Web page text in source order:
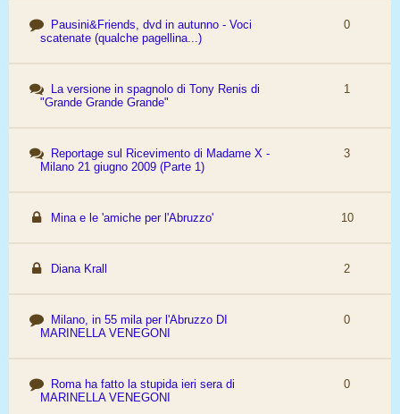
Pausini&Friends, dvd in autunno - Voci
scatenate (qualche pagellina...)
0
La versione in spagnolo di Tony Renis di
"Grande Grande Grande"
1
Reportage sul Ricevimento di Madame X -
Milano 21 giugno 2009 (Parte 1)
3
Mina e le 'amiche per l'Abruzzo' 10
Diana Krall 2
Milano, in 55 mila per l'Abruzzo DI
MARINELLA VENEGONI
0
Roma ha fatto la stupida ieri sera di
MARINELLA VENEGONI
0